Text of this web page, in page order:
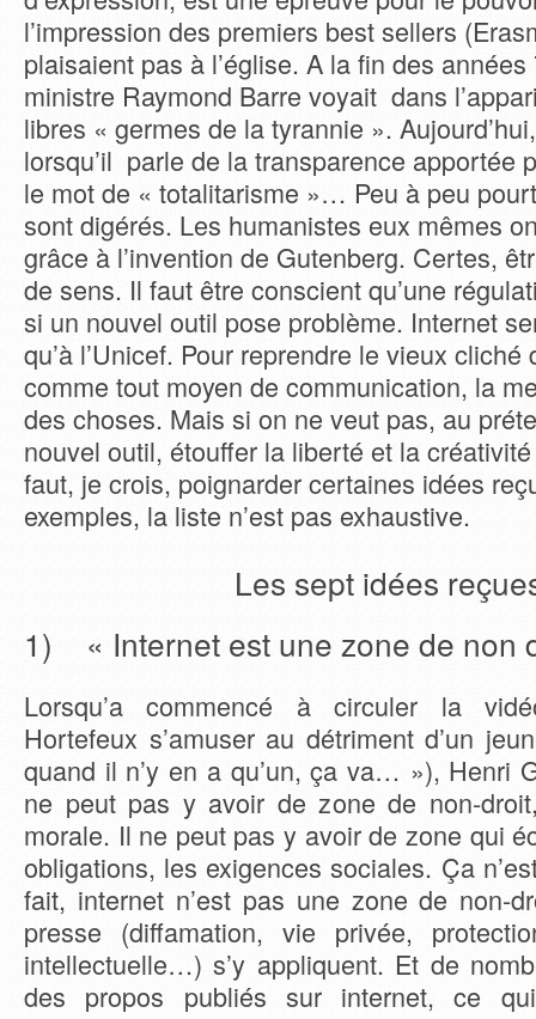
l’impression des premiers best sellers
plaisaient pas à l’église. A la fin des
ministre Raymond Barre voyait dans
libres « germes de la tyrannie ».
lorsqu’il parle de la transparence apportée
le mot de « totalitarisme »… Peu à peu
sont digérés. Les humanistes eux mêmes
grâce à l’invention de Gutenberg. Certes,
de sens. Il faut être conscient qu’une
si un nouvel outil pose problème. Internet
qu’à l’Unicef. Pour reprendre le vieux cliché
comme tout moyen de communication, la
des choses. Mais si on ne veut pas, au
nouvel outil, étouffer la liberté et la créativité
faut, je crois, poignarder certaines idées
exemples, la liste n’est pas exhaustive.
Les sept idées
1) « Internet est une zone de non
Lorsqu’a commencé à circuler la
Hortefeux s’amuser au détriment d’un
quand il n’y en a qu’un, ça va… »), Henri
ne peut pas y avoir de zone de non-
morale. Il ne peut pas y avoir de zone qui
obligations, les exigences sociales. Ça
fait, internet n’est pas une zone de non-
presse (diffamation, vie privée,
intellectuelle…) s’y appliquent. Et de
des propos publiés sur internet, ce